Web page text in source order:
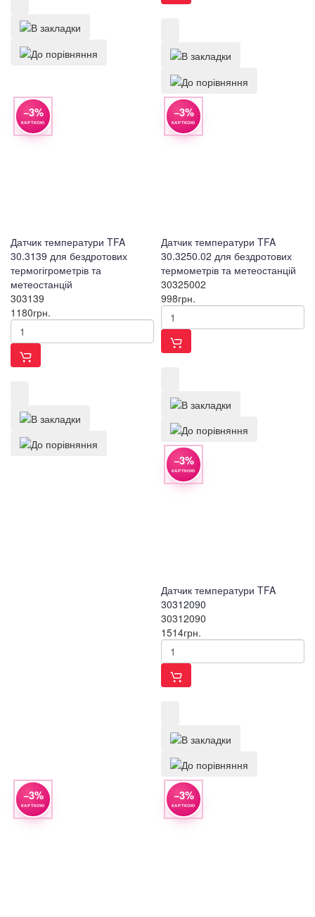
−3%
КАРТКОЮ
Датчик температури TFA
30.3139 для бездротових
термогігрометрів та
метеостанцій
303139
1180грн.
−3%
КАРТКОЮ
Датчик температури TFA
30.3250.02 для бездротових
термометрів та метеостанцій
30325002
998грн.
−3%
КАРТКОЮ
Датчик температури TFA
30312090
30312090
1514грн.
−3%
КАРТКОЮ
−3%
КАРТКОЮ